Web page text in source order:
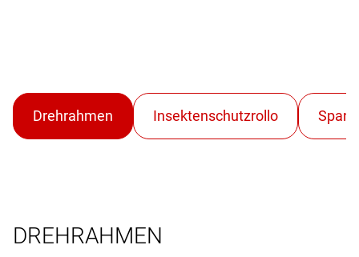
DREHRAHMEN